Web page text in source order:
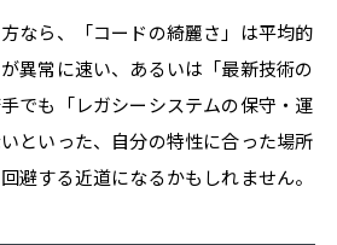
なら、「コードの綺麗さ」は平均的
異常に速い、あるいは「最新技術の
でも「レガシーシステムの保守・運
といった、自分の特性に合った場所
避する近道になるかもしれません。